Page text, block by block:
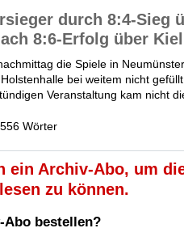
durch 8:4-Sieg
8:6-Erfolg über
die Spiele in
bei weitem nicht
Veranstaltung kam nicht
Wörter
ein Archiv-Abo, um
zu können.
bestellen?